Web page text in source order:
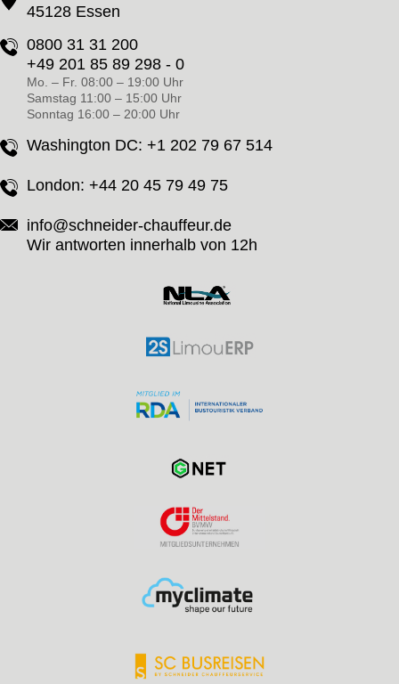
45128 Essen
0800 31 31 200
+49 201 85 89 298 - 0
Mo. – Fr. 08:00 – 19:00 Uhr
Samstag 11:00 – 15:00 Uhr
Sonntag 16:00 – 20:00 Uhr
Washington DC: +1 202 79 67 514
London: +44 20 45 79 49 75
info@schneider-chauffeur.de
Wir antworten innerhalb von 12h